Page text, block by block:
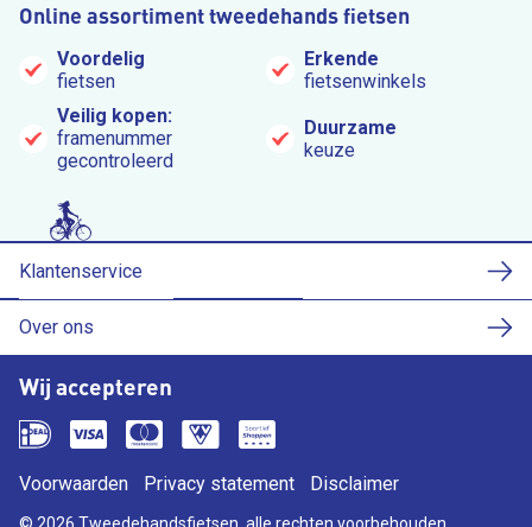
Online assortiment tweedehands fietsen
Voordelig
fietsen
Erkende
fietsenwinkels
Veilig kopen:
framenummer
gecontroleerd
Duurzame
keuze
Klantenservice
Over ons
Wij accepteren
Voorwaarden Privacy statement Disclaimer